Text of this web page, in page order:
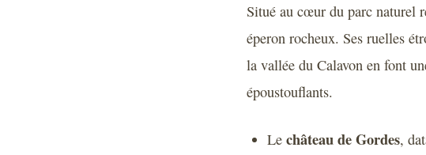
Situé au cœur du parc naturel
éperon rocheux. Ses ruelles
la vallée du Calavon en font
époustouflants.
Le château de Gordes,